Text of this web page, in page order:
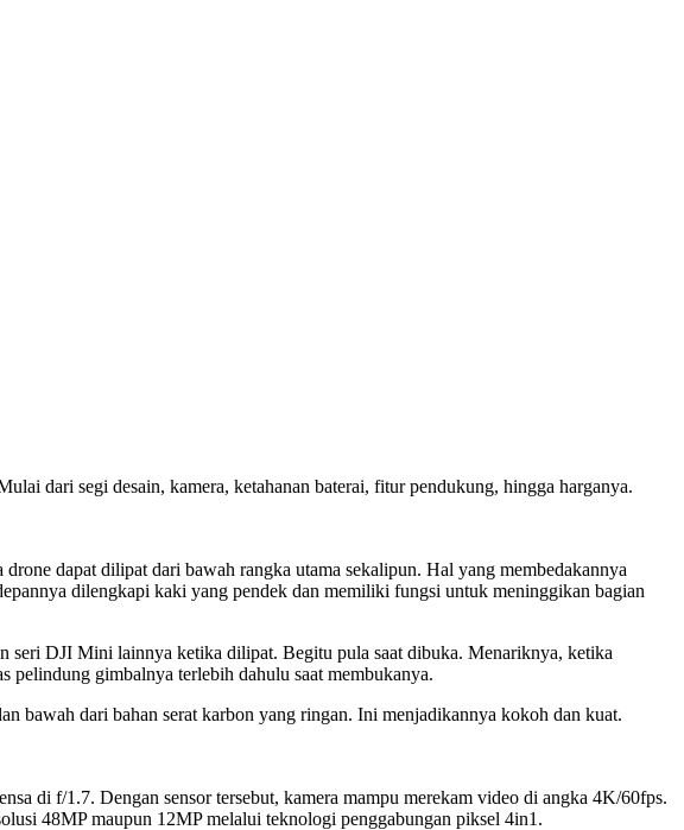
dari segi desain, kamera, ketahanan baterai, fitur pendukung, hingga harganya.
dapat dilipat dari bawah rangka utama sekalipun. Hal yang membedakannya
dilengkapi kaki yang pendek dan memiliki fungsi untuk meninggikan bagian
seri DJI Mini lainnya ketika dilipat. Begitu pula saat dibuka. Menariknya, ketika
pelindung gimbalnya terlebih dahulu saat membukanya.
bawah dari bahan serat karbon yang ringan. Ini menjadikannya kokoh dan kuat.
di f/1.7. Dengan sensor tersebut, kamera mampu merekam video di angka 4K/60fps.
48MP maupun 12MP melalui teknologi penggabungan piksel 4in1.